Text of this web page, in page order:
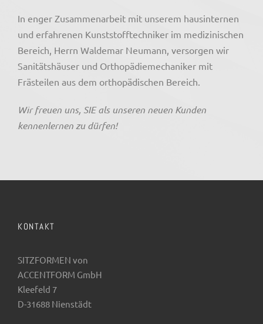
In enger Zusammenarbeit mit unserem hausinternen
und erfahrenen Kunststofftechniker im medizinischen
Bereich, Herrn Waldemar Neumann, versorgen wir
Sanitätshäuser und Orthopädiemechaniker mit
Frästeilen aus dem orthopädischen Bereich.
Wir freuen uns, SIE als unseren neuen Kunden
kennenlernen zu dürfen!
KONTAKT
SITZFORMEN von
ACCENTFORM GmbH
Kleefeld 7
D-31688 Nienstädt